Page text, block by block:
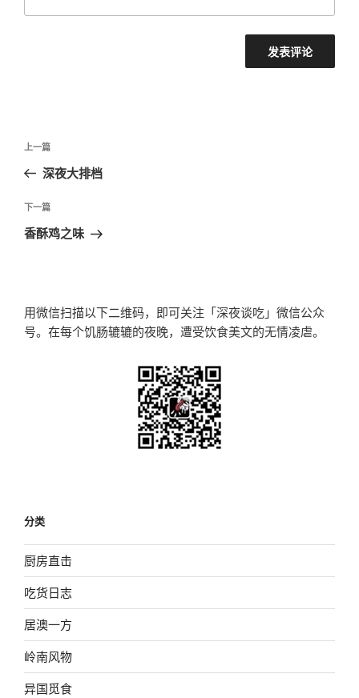
文
导
航
上
一
文
章
上一篇
深夜大排档
下
一
下一篇
香酥鸡之味
用微信扫描以下二维码，即可关注「深夜谈吃」微信公众
号。在每个饥肠辘辘的夜晚，遭受饮食美文的无情凌虐。
分类
厨房直击
吃货日志
居澳一方
岭南风物
异国觅食